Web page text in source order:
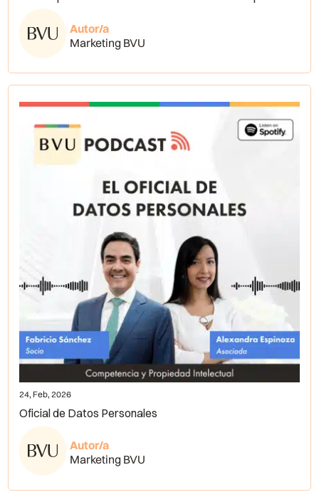
Autor/a
Marketing BVU
24, Feb, 2026
Oficial de Datos Personales
Autor/a
Marketing BVU